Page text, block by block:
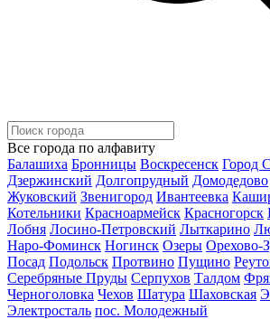
Все города по алфавиту
Балашиха Бронницы Воскресенск Город
Дзержинский Долгопрудный Домодедово
Жуковский Звенигород Ивантеевка
Котельники Красноармейск Красногорск
Лобня Лосино-Петровский Лыткарино
Наро-Фоминск Ногинск Озеры Орехово-
Посад Подольск Протвино Пущино
Серебряные Пруды Серпухов Талдом
Черноголовка Чехов Шатура Шаховская
Электросталь пос. Молодежный